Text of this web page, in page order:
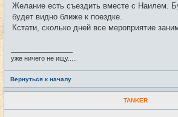
Желание есть съездить вместе с Наилем.
будет видно ближе к поездке.
Кстати, сколько дней все мероприятие
уже ничего не ищу.....
Вернуться к началу
TANKER